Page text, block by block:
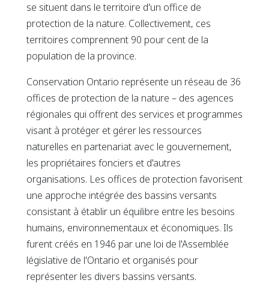
se situent dans le territoire d'un office de
protection de la nature. Collectivement, ces
territoires comprennent 90 pour cent de la
population de la province.
Conservation Ontario représente un réseau de 36
offices de protection de la nature – des agences
régionales qui offrent des services et programmes
visant à protéger et gérer les ressources
naturelles en partenariat avec le gouvernement,
les propriétaires fonciers et d'autres
organisations. Les offices de protection favorisent
une approche intégrée des bassins versants
consistant à établir un équilibre entre les besoins
humains, environnementaux et économiques. Ils
furent créés en 1946 par une loi de l'Assemblée
législative de l'Ontario et organisés pour
représenter les divers bassins versants.